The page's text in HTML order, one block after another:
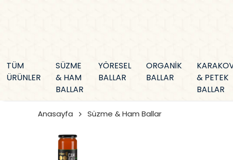
TÜM
ÜRÜNLER
SÜZME
& HAM
BALLAR
YÖRESEL
BALLAR
ORGANİK
BALLAR
& PETEK
BALLAR
Anasayfa Süzme & Ham Ballar